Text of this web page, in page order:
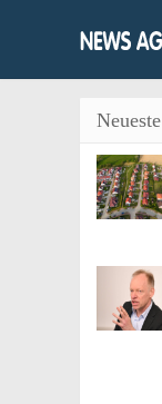
Neueste